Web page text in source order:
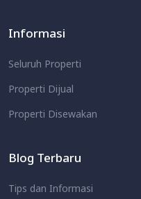
Informasi
Seluruh Properti
Properti Dijual
Properti Disewakan
Blog Terbaru
Tips dan Informasi